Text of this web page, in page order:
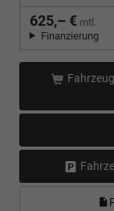
625,– € mtl.
Finanzierung